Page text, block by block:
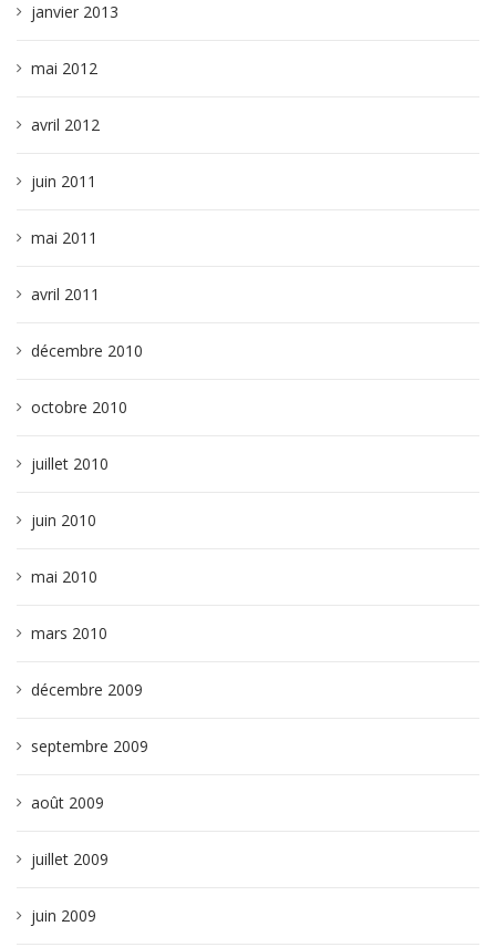
janvier 2013
mai 2012
avril 2012
juin 2011
mai 2011
avril 2011
décembre 2010
octobre 2010
juillet 2010
juin 2010
mai 2010
mars 2010
décembre 2009
septembre 2009
août 2009
juillet 2009
juin 2009